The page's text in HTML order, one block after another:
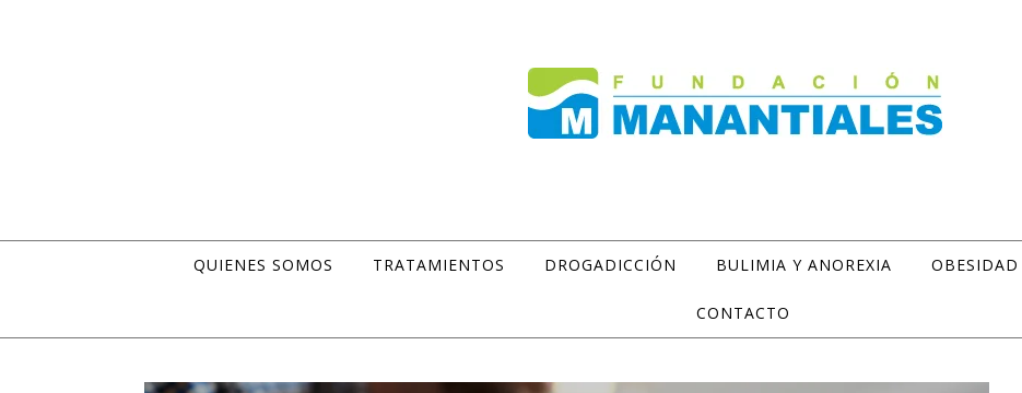
QUIENES SOMOS TRATAMIENTOS DROGADICCIÓN BULIMIA Y ANOREXIA OBESIDAD
CONTACTO